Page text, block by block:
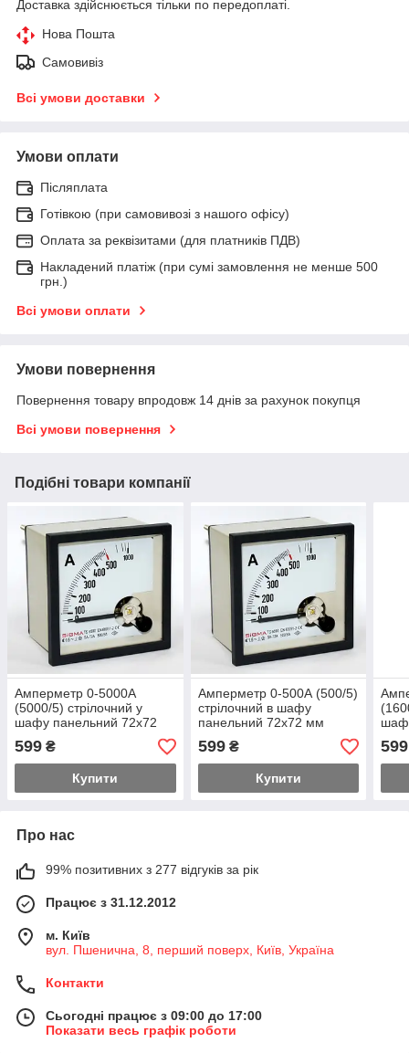
Доставка здійснюється тільки по передоплаті.
Нова Пошта
Самовивіз
Всі умови доставки
Умови оплати
Післяплата
Готівкою (при самовивозі з нашого офісу)
Оплата за реквізитами (для платників ПДВ)
Накладений платіж (при сумі замовлення не менше 500
грн.)
Всі умови оплати
Умови повернення
Повернення товару впродовж 14 днів за рахунок покупця
Всі умови повернення
Подібні товари компанії
Амперметр 0-5000А
(5000/5) стрілочний у
шафу панельний 72х72
мм змінного струму
599 ₴
Купити
Амперметр 0-500А (500/5)
стрілочний в шафу
панельний 72х72 мм
змінного струму
599₴
Купити
мм
599
Про нас
99% позитивних з 277 відгуків за рік
Працює з 31.12.2012
м. Київ
вул. Пшенична, 8, перший поверх, Київ, Україна
Контакти
Сьогодні працює з 09:00 до 17:00
Показати весь графік роботи